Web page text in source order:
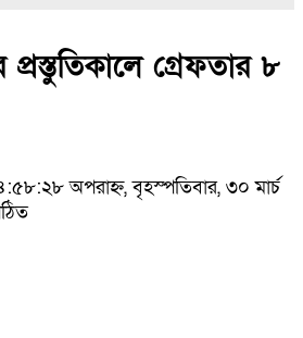
প্রস্তুতিকালে গ্রেফতার ৮
অপরাহ্ন, বৃহস্পতিবার, ৩০ মার্চ